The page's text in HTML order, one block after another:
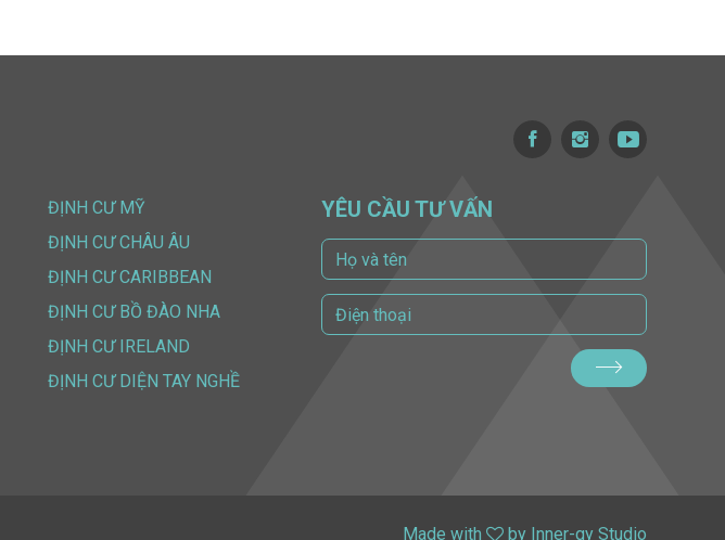
ĐỊNH CƯ MỸ
ĐỊNH CƯ CHÂU ÂU
ĐỊNH CƯ CARIBBEAN
ĐỊNH CƯ BỒ ĐÀO NHA
ĐỊNH CƯ IRELAND
ĐỊNH CƯ DIỆN TAY NGHỀ
YÊU CẦU TƯ VẤN
Made with by Inner-gy Studio